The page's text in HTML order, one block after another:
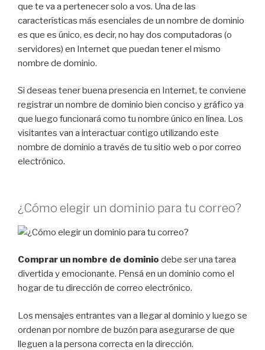
que te va a pertenecer solo a vos. Una de las
características más esenciales de un nombre de dominio
es que es único, es decir, no hay dos computadoras (o
servidores) en Internet que puedan tener el mismo
nombre de dominio.
Si deseas tener buena presencia en Internet, te conviene
registrar un nombre de dominio bien conciso y gráfico ya
que luego funcionará como tu nombre único en línea. Los
visitantes van a interactuar contigo utilizando este
nombre de dominio a través de tu sitio web o por correo
electrónico.
¿Cómo elegir un dominio para tu correo?
Comprar un nombre de dominio debe ser una tarea
divertida y emocionante. Pensá en un dominio como el
hogar de tu dirección de correo electrónico.
Los mensajes entrantes van a llegar al dominio y luego se
ordenan por nombre de buzón para asegurarse de que
lleguen a la persona correcta en la dirección.